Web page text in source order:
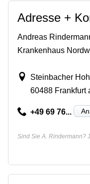
Adresse +
Andreas
Krankenhaus
Steinbacher
60488 Frankfurt
+49 69 76...
Sind Sie A. Rindermann?